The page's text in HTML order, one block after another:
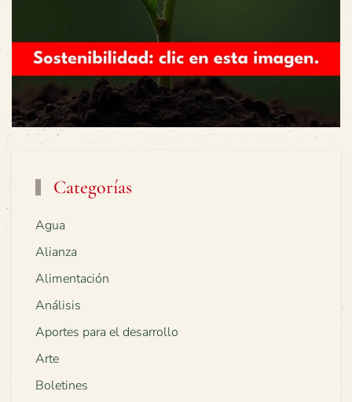
Categorías
Agua
Alianza
Alimentación
Análisis
Aportes para el desarrollo
Arte
Boletines